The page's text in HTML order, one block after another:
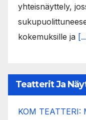
yhteisnäyttely,
kokemuksille ja
Teatterit Ja
KOM TEATTERI: